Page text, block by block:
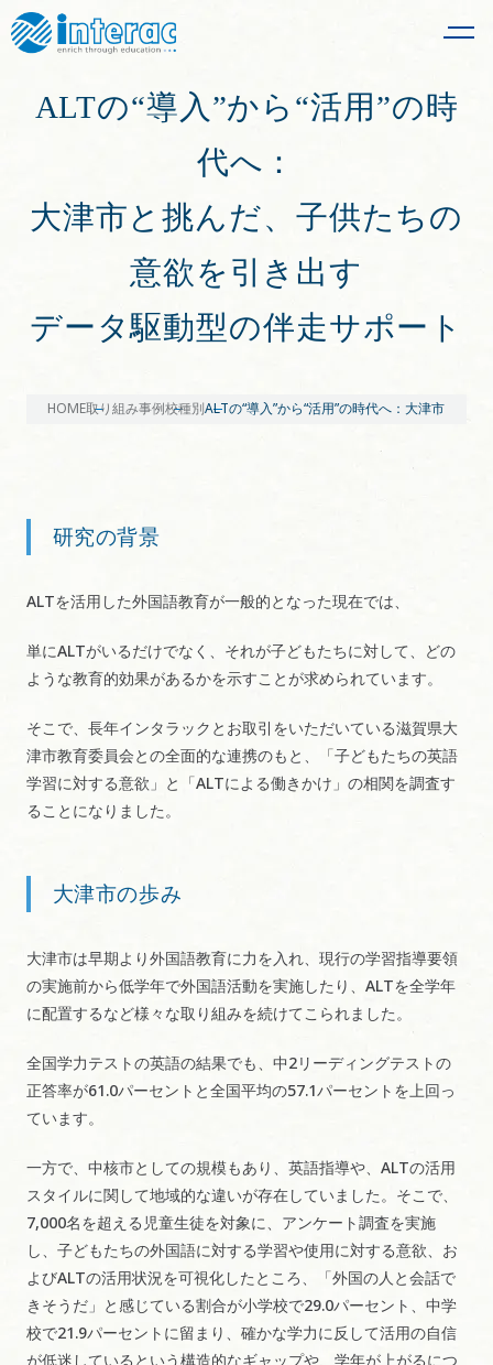
ALTの“導入”から“活用”の時
代へ：
大津市と挑んだ、子供たちの
意欲を引き出す
データ駆動型の伴走サポート
HOME取り組み事例校種別ALTの“導入”から“活用”の時代へ：大津市と挑
研究の背景
ALTを活用した外国語教育が一般的となった現在では、
単にALTがいるだけでなく、それが子どもたちに対して、どの
ような教育的効果があるかを示すことが求められています。
そこで、長年インタラックとお取引をいただいている滋賀県大
津市教育委員会との全面的な連携のもと、「子どもたちの英語
学習に対する意欲」と「ALTによる働きかけ」の相関を調査す
ることになりました。
大津市の歩み
大津市は早期より外国語教育に力を入れ、現行の学習指導要領
の実施前から低学年で外国語活動を実施したり、ALTを全学年
に配置するなど様々な取り組みを続けてこられました。
全国学力テストの英語の結果でも、中2リーディングテストの
正答率が61.0パーセントと全国平均の57.1パーセントを上回っ
ています。
一方で、中核市としての規模もあり、英語指導や、ALTの活用
スタイルに関して地域的な違いが存在していました。そこで、
7,000名を超える児童生徒を対象に、アンケート調査を実施
し、子どもたちの外国語に対する学習や使用に対する意欲、お
よびALTの活用状況を可視化したところ、「外国の人と会話で
きそうだ」と感じている割合が小学校で29.0パーセント、中学
校で21.9パーセントに留まり、確かな学力に反して活用の自信
が低迷しているという構造的なギャップや、学年が上がるにつ